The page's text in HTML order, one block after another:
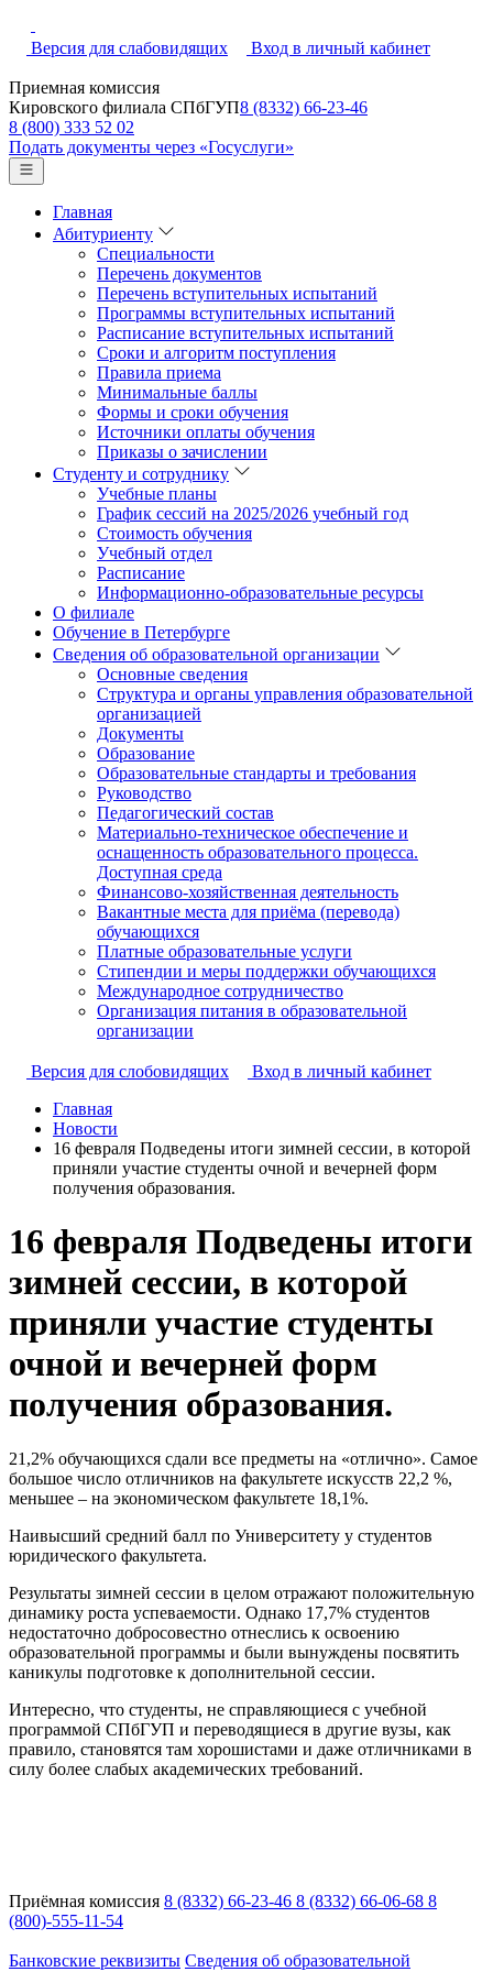
Версия для слабовидящих Вход в личный кабинет
Приемная комиссия
Кировского филиала СПбГУП8 (8332) 66-23-46
8 (800) 333 52 02
Подать документы через «Госуслуги»
Главная
Абитуриенту
Специальности
Перечень документов
Перечень вступительных испытаний
Программы вступительных испытаний
Расписание вступительных испытаний
Сроки и алгоритм поступления
Правила приема
Минимальные баллы
Формы и сроки обучения
Источники оплаты обучения
Приказы о зачислении
Студенту и сотруднику
Учебные планы
График сессий на 2025/2026 учебный год
Стоимость обучения
Учебный отдел
Расписание
Информационно-образовательные ресурсы
О филиале
Обучение в Петербурге
Сведения об образовательной организации
Основные сведения
Структура и органы управления образовательной
организацией
Документы
Образование
Образовательные стандарты и требования
Руководство
Педагогический состав
Материально-техническое обеспечение и
оснащенность образовательного процесса.
Доступная среда
Финансово-хозяйственная деятельность
Вакантные места для приёма (перевода)
обучающихся
Платные образовательные услуги
Стипендии и меры поддержки обучающихся
Международное сотрудничество
Организация питания в образовательной
организации
Версия для слобовидящих
Вход в личный кабинет
Главная
Новости
16 февраля Подведены итоги зимней сессии, в которой
приняли участие студенты очной и вечерней форм
получения образования.
16 февраля Подведены итоги
зимней сессии, в которой
приняли участие студенты
очной и вечерней форм
получения образования.
21,2% обучающихся сдали все предметы на «отлично». Самое
большое число отличников на факультете искусств 22,2 %,
меньшее – на экономическом факультете 18,1%.
Наивысший средний балл по Университету у студентов
юридического факультета.
Результаты зимней сессии в целом отражают положительную
динамику роста успеваемости. Однако 17,7% студентов
недостаточно добросовестно отнеслись к освоению
образовательной программы и были вынуждены посвятить
каникулы подготовке к дополнительной сессии.
Интересно, что студенты, не справляющиеся с учебной
программой СПбГУП и переводящиеся в другие вузы, как
правило, становятся там хорошистами и даже отличниками в
силу более слабых академических требований.
Приёмная комиссия 8 (8332) 66-23-46 8 (8332) 66-06-68 8
(800)-555-11-54
Банковские реквизиты Сведения об образовательной